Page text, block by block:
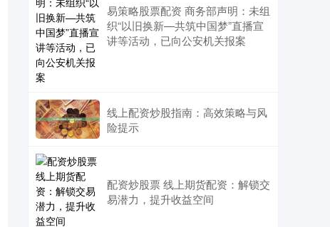
易策略股票配资 商务部声明：未组
织“以旧换新—共筑中国梦”直播宣
讲等活动，已向公安机关报案
线上配资炒股指南：高效策略与风
险提示
配资炒股票 线上期货配资：解锁交
易潜力，提升收益空间